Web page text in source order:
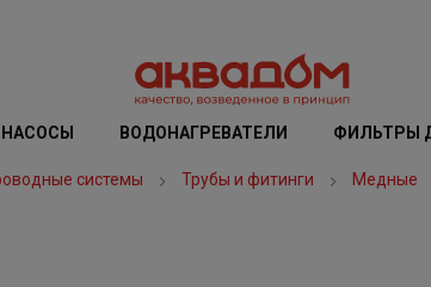
НАСОСЫ ВОДОНАГРЕВАТЕЛИ ФИЛЬТРЫ
системы Трубы и фитинги Медные